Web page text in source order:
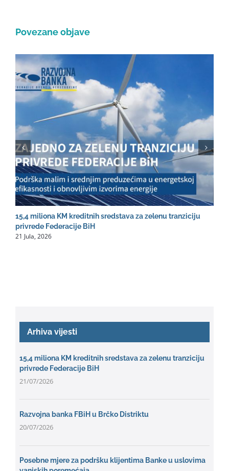
Povezane objave
15,4 miliona KM kreditnih sredstava za zelenu tranziciju
privrede Federacije BiH
21 Jula, 2026
Arhiva vijesti
15,4 miliona KM kreditnih sredstava za zelenu tranziciju
privrede Federacije BiH
21/07/2026
Razvojna banka FBiH u Brčko Distriktu
20/07/2026
Posebne mjere za podršku klijentima Banke u uslovima